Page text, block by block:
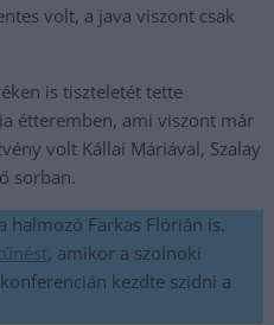
volt, a java viszont csak
is tiszteletét tette
étteremben, ami viszont már
volt Kállai Máriával, Szalay
sorban.
Farkas Flórián is.
, amikor a szolnoki
kezdte szidni a